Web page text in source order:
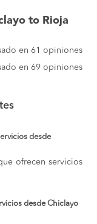
to Rioja
en 61 opiniones
en 69 opiniones
desde
ofrecen servicios
desde Chiclayo